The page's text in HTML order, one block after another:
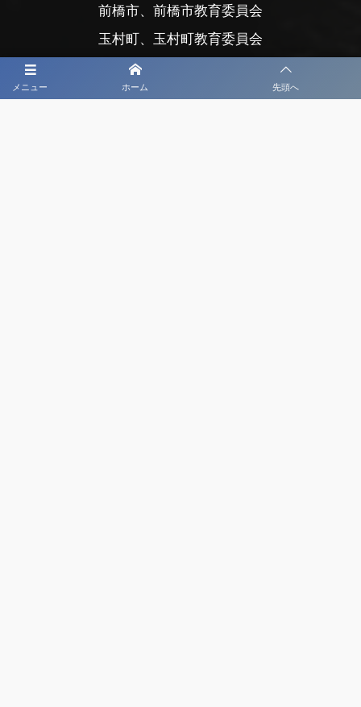
メニュー ホーム 先頭へ
前橋市、前橋市教育委員会
玉村町、玉村町教育委員会
渋川市、渋川市教育委員会
公益財団法人前橋市まちづくり公社